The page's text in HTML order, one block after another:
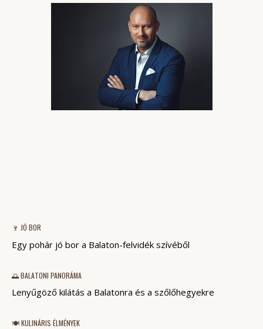
🍷 JÓ BOR
Egy pohár jó bor a Balaton-felvidék szívéből
🌅 BALATONI PANORÁMA
Lenyűgöző kilátás a Balatonra és a szőlőhegyekre
🍽️ KULINÁRIS ÉLMÉNYEK